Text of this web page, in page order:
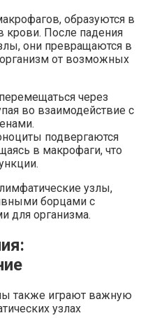
образуются в
крови. После падения
они превращаются в
от возможных
через
во взаимодействие с
подвергаются
в макрофаги, что
узлы,
борцами с
для организма.
также играют важную
узлах